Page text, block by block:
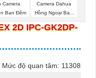
Camera
Ban Đêm
Camera Dahua
Hồng Ngoại Ban
2D IPC-GK2DP-
Mức độ quan tâm: 11308